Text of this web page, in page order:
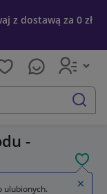
z dostawą za 0 zł
szukaj
-
ulubionych.